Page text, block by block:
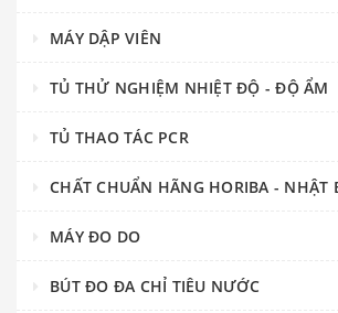
MÁY DẬP VIÊN
TỦ THỬ NGHIỆM NHIỆT ĐỘ - ĐỘ ẨM
TỦ THAO TÁC PCR
CHẤT CHUẨN HÃNG HORIBA - NHẬT
MÁY ĐO DO
BÚT ĐO ĐA CHỈ TIÊU NƯỚC